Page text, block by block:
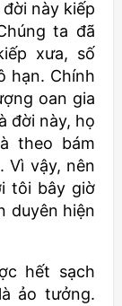
này kiếp
ta đã
xưa, số
hạn. Chính
oan gia
đời này, họ
theo bám
Vì vậy, nên
tôi bây giờ
duyên hiện
hết sạch
ảo tưởng.